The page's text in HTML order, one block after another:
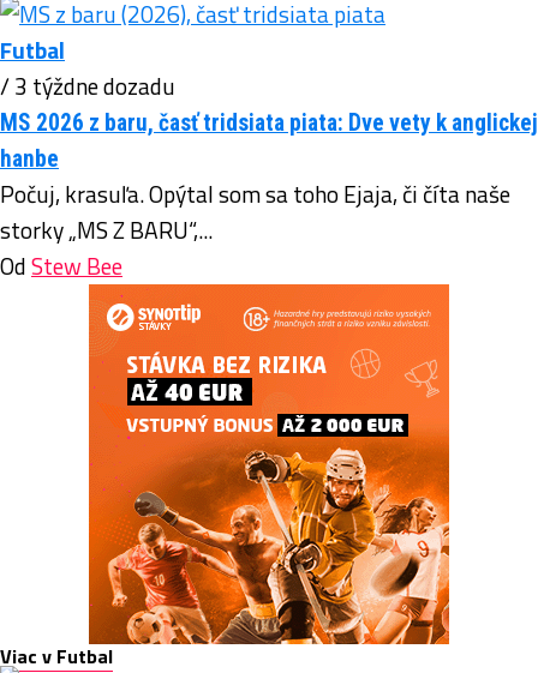
Futbal
/ 3 týždne dozadu
MS 2026 z baru, časť tridsiata piata: Dve vety k anglickej
hanbe
Počuj, krasuľa. Opýtal som sa toho Ejaja, či číta naše
storky „MS Z BARU“,...
OdStew Bee
Viac v Futbal